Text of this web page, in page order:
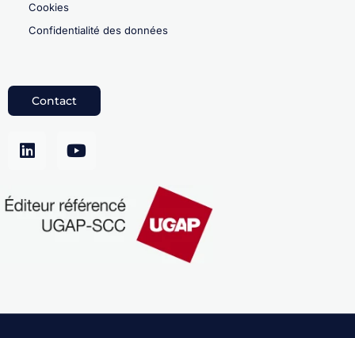
Cookies
Confidentialité des données
Contact